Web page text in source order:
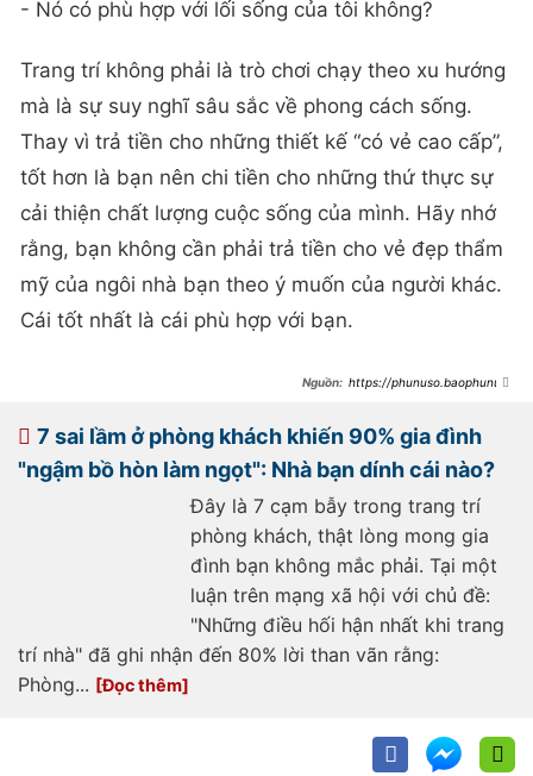
- Nó có phù hợp với lối sống của tôi không?
Trang trí không phải là trò chơi chạy theo xu hướng
mà là sự suy nghĩ sâu sắc về phong cách sống.
Thay vì trả tiền cho những thiết kế “có vẻ cao cấp”,
tốt hơn là bạn nên chi tiền cho những thứ thực sự
cải thiện chất lượng cuộc sống của mình. Hãy nhớ
rằng, bạn không cần phải trả tiền cho vẻ đẹp thẩm
mỹ của ngôi nhà bạn theo ý muốn của người khác.
Cái tốt nhất là cái phù hợp với bạn.
https://phunuso.baophunuth
toi-khoc-rong-vi-khong-he-thiet-
thuc-193250321090314436.htm
7 sai lầm ở phòng khách khiến 90% gia đình
"ngậm bồ hòn làm ngọt": Nhà bạn dính cái nào?
Đây là 7 cạm bẫy trong trang trí
phòng khách, thật lòng mong gia
đình bạn không mắc phải. Tại một
luận trên mạng xã hội với chủ đề:
"Những điều hối hận nhất khi trang
trí nhà" đã ghi nhận đến 80% lời than vãn rằng:
Phòng...